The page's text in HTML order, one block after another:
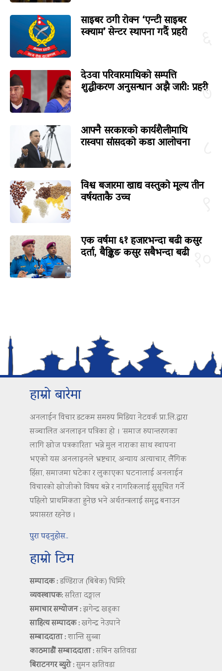
साइबर ठगी रोक्न ‘एन्टी साइबर
स्क्याम’ सेन्टर स्थापना गर्दै प्रहरी
७
देउवा परिवारमाथिको सम्पत्ति
शुद्धीकरण अनुसन्धान अझै जारी: प्रहरी
आफ्नै सरकारको कार्यशैलीमाथि
रास्वपा सांसदको कडा आलोचना
विश्व बजारमा खाद्य वस्तुको मूल्य तीन
वर्षयताकै उच्च
एक वर्षमा ६१ हजारभन्दा बढी कसुर
दर्ता, बैङ्किङ कसुर सबैभन्दा बढी
हाम्रो बारेमा
अनलाईन विचार डटकम समरुप मिडिया नेटवर्क प्रा.लि.द्वारा
सञ्चालित अनलाइन पत्रिका हो । ‘समाज रुपान्तरणका
लागि खोज पत्रकारिता’ भन्ने मुल नाराका साथ स्थापना
भएको यस अनलाइनले भ्रष्टचार, अन्याय अत्याचार, लैंगिक
हिंसा, समाजमा घटेका र लुकाएका घटनालाई अनलाईन
विचारको खोजीको विषय बन्ने र नागरिकलाई सुसूचित गर्ने
पहिलो प्राथमिकता हुनेछ भने अर्थतन्त्रलाई समृद्ध बनाउन
प्रयासरत रहनेछ ।
पुरा पढ्नुहोस..
हाम्रो टिम
सम्पादक :डण्डिराज (बिबेक) घिमिरे
व्यवस्थापक:सरिता दङ्गाल
समाचार सम्योजन :झगेन्द्र खड्का
साहित्य सम्पादक :खगेन्द्र नेउपाने
सम्बाददाता :शान्ति सुब्बा
काठमाडौं सम्बाददाता :सबिन खतिवडा
बिराटनगर ब्युरो :सुमन खतिवडा